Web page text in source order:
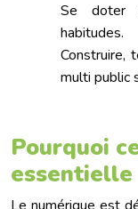
Se doter
habitudes.
Construire,
multi public
Pourquoi
essentielle